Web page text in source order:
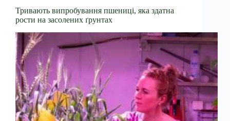
Тривають випробування пшениці, яка здатна
рости на засолених ґрунтах